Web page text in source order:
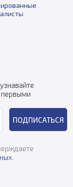
первыми
ПОДПИСАТЬСЯ
.